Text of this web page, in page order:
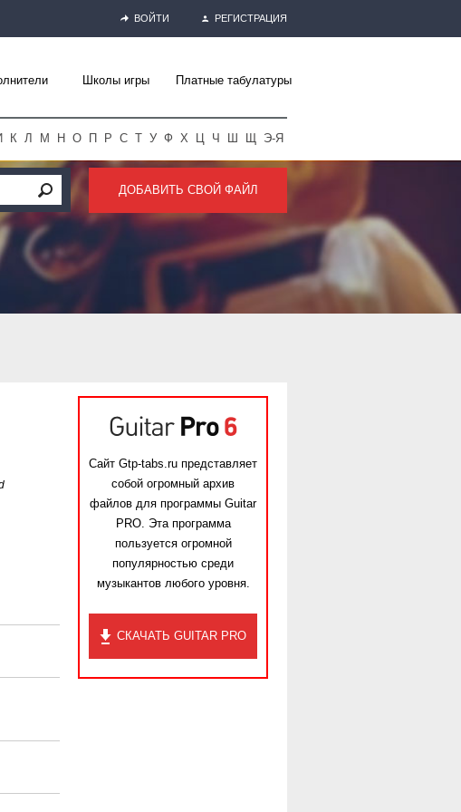
ВОЙТИ РЕГИСТРАЦИЯ
Школы игры Платные табулатуры
К Л М Н О П Р С Т У Ф Х Ц Ч Ш Щ Э-Я
ДОБАВИТЬ СВОЙ ФАЙЛ
Сайт Gtp-tabs.ru представляет
собой огромный архив
файлов для программы Guitar
PRO. Эта программа
пользуется огромной
популярностью среди
музыкантов любого уровня.
СКАЧАТЬ GUITAR PRO